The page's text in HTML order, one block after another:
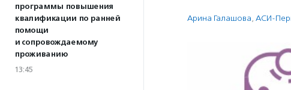
программы повышения
квалификации по ранней
помощи
и сопровождаемому
проживанию
13:45
Арина Галашова, АСИ-